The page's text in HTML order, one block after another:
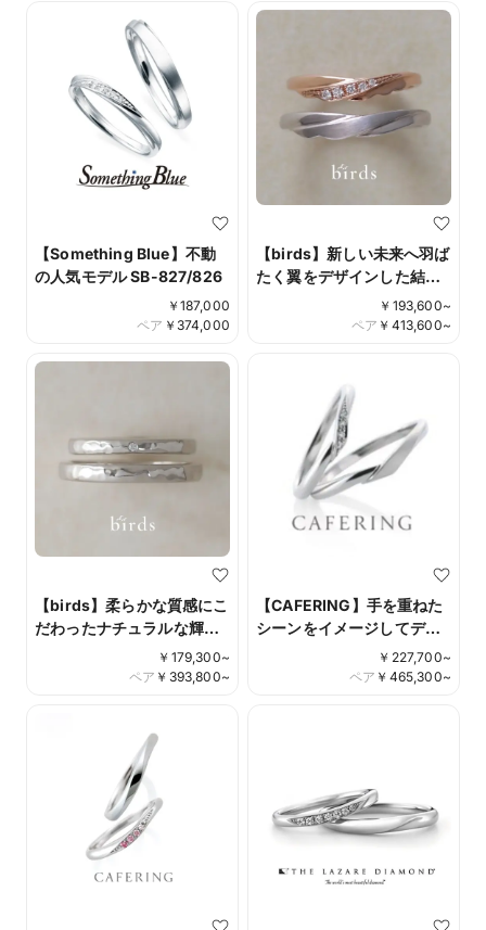
【Something Blue】不動
の人気モデル SB-827/826
￥ 187,000
￥ 374,000
ペア
【birds】新しい未来へ羽ば
たく翼をデザインした結婚
￥ 193,600~
￥ 413,600~
ペア
【birds】柔らかな質感にこ
だわったナチュラルな輝き
のデザインparticle
￥ 179,300~
￥ 393,800~
ペア
【CAFERING】手を重ねた
シーンをイメージしてデザ
インされた Cheri
￥ 227,700~
￥ 465,300~
ペア